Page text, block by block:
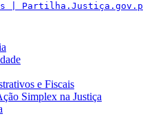
|
e Fiscais
Simplex na Justiça